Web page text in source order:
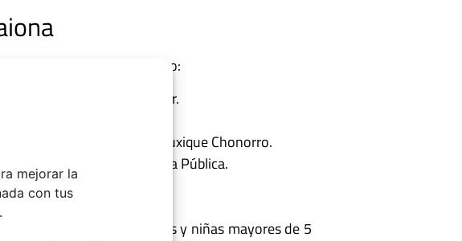
mejorar la
con tus
agenda cultural de este año:
con el Grupo D’Lider.
el Concello, con Belén de Quxique Chonorro.
de contos» en la Biblioteca Pública.
Lagoa.
de Atios – O Porriño.
para niños y niñas mayores de 5